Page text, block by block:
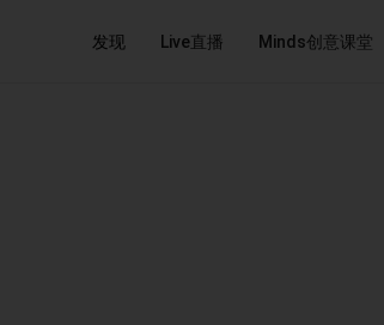
发现 Live直播 Minds创意课堂